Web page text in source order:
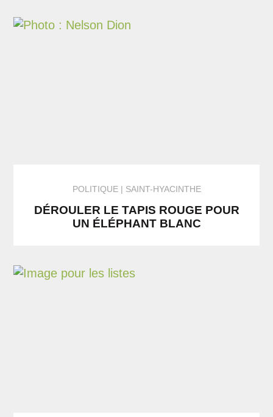
POLITIQUE SAINT-HYACINTHE
DÉROULER LE TAPIS ROUGE POUR
UN ÉLÉPHANT BLANC